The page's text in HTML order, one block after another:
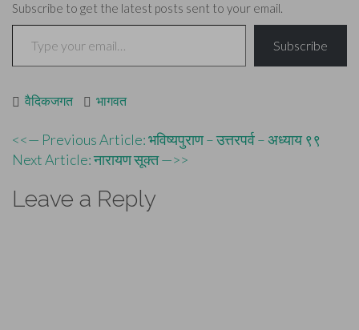
Subscribe to get the latest posts sent to your email.
Type your email…
Subscribe
वैदिकजगत भागवत
Post
navigation
<<— Previous Article: भविष्यपुराण – उत्तरपर्व – अध्याय ९९
Next Article: नारायण सूक्त —>>
Leave a Reply